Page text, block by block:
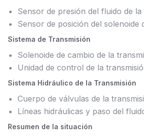
Sensor de presión del fluido de la
Sensor de posición del solenoide
Sistema de Transmisión
Solenoide de cambio de la
Unidad de control de la
Sistema Hidráulico de la Transmisión
Cuerpo de válvulas de la
Líneas hidráulicas y paso del
Resumen de la situación